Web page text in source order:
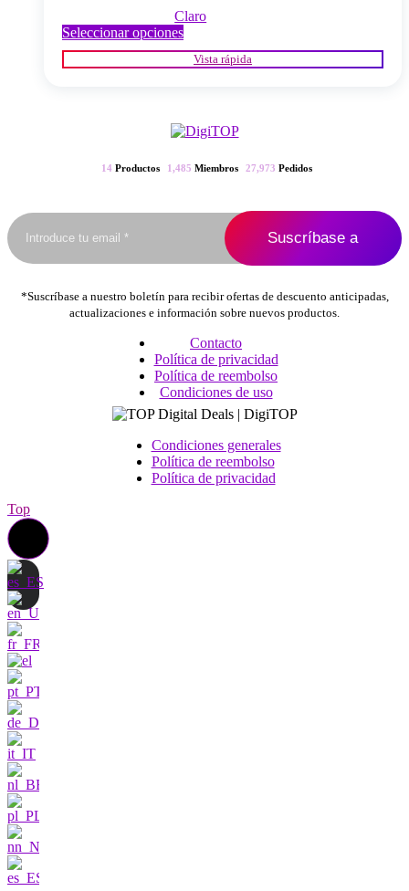
Claro
Seleccionar opcionesEste
producto
tiene
opciones
pueden
la
producto
Vista rápida
14 Productos 1,485 Miembros 27,973 Pedidos
*Suscríbase a nuestro boletín para recibir ofertas de descuento anticipadas,
actualizaciones e información sobre nuevos productos.
Contacto
Política de privacidad
Política de reembolso
Condiciones de uso
Condiciones generales
Política de reembolso
Política de privacidad
Top
Póngase en contacto con
nosotros
Estoy muy
interesado